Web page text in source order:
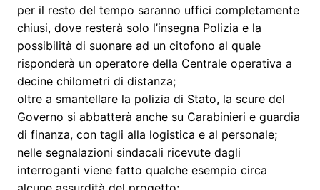
per il resto del tempo saranno uffici completamente
chiusi, dove resterà solo l’insegna Polizia e la
possibilità di suonare ad un citofono al quale
risponderà un operatore della Centrale operativa a
decine chilometri di distanza;
oltre a smantellare la polizia di Stato, la scure del
Governo si abbatterà anche su Carabinieri e guardia
di finanza, con tagli alla logistica e al personale;
nelle segnalazioni sindacali ricevute dagli
interroganti viene fatto qualche esempio circa